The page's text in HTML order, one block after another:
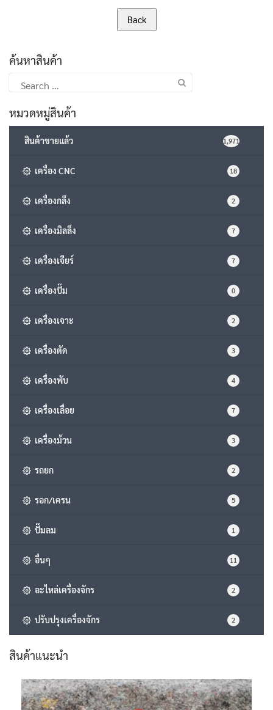
ค้นหาสินค้า
for:
หมวดหมู่สินค้า
สินค้าขายแล้ว 1,971
เครื่อง CNC 18
เครื่องกลึง 2
เครื่องมิลลิ่ง 7
เครื่องเจียร์ 7
เครื่องปั๊ม 0
เครื่องเจาะ 2
เครื่องตัด 3
เครื่องพับ 4
เครื่องเลื่อย 7
เครื่องม้วน 3
รถยก 2
รอก/เครน 5
ปั๊มลม 1
อื่นๆ 11
อะไหล่เครื่องจักร 2
ปรับปรุงเครื่องจักร 2
สินค้าแนะนำ